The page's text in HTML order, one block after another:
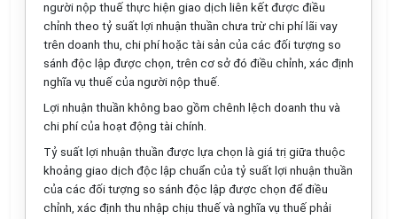
người nộp thuế thực hiện giao dịch liên kết được điều
chỉnh theo tỷ suất lợi nhuận thuần chưa trừ chi phí lãi vay
trên doanh thu, chi phí hoặc tài sản của các đối tượng so
sánh độc lập được chọn, trên cơ sở đó điều chỉnh, xác định
nghĩa vụ thuế của người nộp thuế.
Lợi nhuận thuần không bao gồm chênh lệch doanh thu và
chi phí của hoạt động tài chính.
Tỷ suất lợi nhuận thuần được lựa chọn là giá trị giữa thuộc
khoảng giao dịch độc lập chuẩn của tỷ suất lợi nhuận thuần
của các đối tượng so sánh độc lập được chọn để điều
chỉnh, xác định thu nhập chịu thuế và nghĩa vụ thuế phải